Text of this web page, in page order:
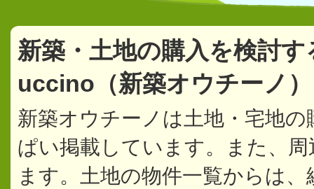
新築・土地の購入を検討
uccino（新築オウチーノ
新築オウチーノは土地・宅地
ぱい掲載しています。また、
ます。土地の物件一覧からは